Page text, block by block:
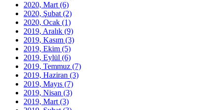
2020, Mart (6)
2020, Şubat (2)
2020, Ocak (1)
2019, Aralık (9)
2019, Kasım (3)
2019, Ekim (5)
2019, Eylül (6)
2019, Temmuz (7)
2019, Haziran (3)
2019, Mayıs (7)
2019, Nisan (3)
2019, Mart (3)